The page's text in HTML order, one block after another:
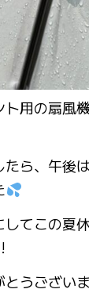
ト用の扇風
ら、午後は
てこの夏
うござい